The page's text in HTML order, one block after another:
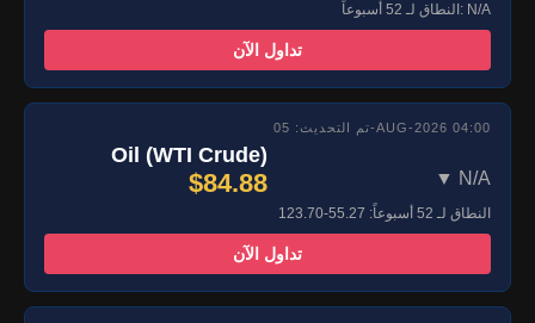
النطاق لـ 52 أسبوعاً: N/A
تداول الآن
تم التحديث: 05-AUG-2026 04:00
Oil (WTI Crude)
$84.88 ▼ N/A
النطاق لـ 52 أسبوعاً: 55.27-123.70
تداول الآن